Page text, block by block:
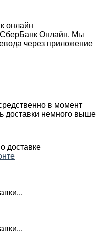
онлайн
СберБанк Онлайн. Мы
через приложение
в момент
доставки немного выше
доставке